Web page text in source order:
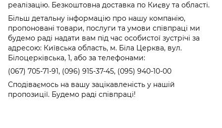
реалізацію. Безкоштовна доставка по Києву та області.
Більш детальну інформацію про нашу компанію,
пропоновані товари, послуги та умови співпраці ми
будемо раді надати вам під час особистої зустрічі за
адресою: Київська область, м. Біла Церква, вул.
Білоцерківська, 1, або за телефонами:
(067) 705-71-91, (096) 915-37-45, (095) 940-10-00
Сподіваємось на вашу зацікавленість у нашій
пропозиції. Будемо раді співпраці!